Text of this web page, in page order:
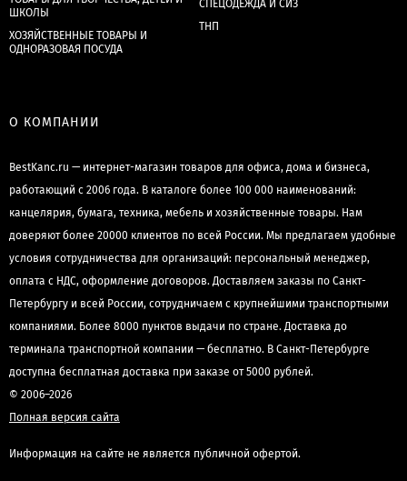
ШКОЛЫ
ХОЗЯЙСТВЕННЫЕ ТОВАРЫ И
ОДНОРАЗОВАЯ ПОСУДА
СПЕЦОДЕЖДА И СИЗ
ТНП
О КОМПАНИИ
BestKanc.ru — интернет-магазин товаров для офиса, дома и бизнеса,
работающий с 2006 года. В каталоге более 100 000 наименований:
канцелярия, бумага, техника, мебель и хозяйственные товары. Нам
доверяют более 20000 клиентов по всей России. Мы предлагаем удобные
условия сотрудничества для организаций: персональный менеджер,
оплата с НДС, оформление договоров. Доставляем заказы по Санкт-
Петербургу и всей России, сотрудничаем с крупнейшими транспортными
компаниями. Более 8000 пунктов выдачи по стране. Доставка до
терминала транспортной компании — бесплатно. В Санкт-Петербурге
доступна бесплатная доставка при заказе от 5000 рублей.
© 2006–2026
Полная версия сайта
Информация на сайте не является публичной офертой.